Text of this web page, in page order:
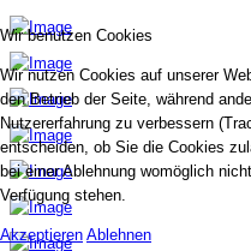
Wir benutzen Cookies
Wir nutzen Cookies auf unserer
den Betrieb der Seite, während
Nutzererfahrung zu verbessern
entscheiden, ob Sie die Cookies
bei einer Ablehnung womöglich
Verfügung stehen.
Akzeptieren Ablehnen